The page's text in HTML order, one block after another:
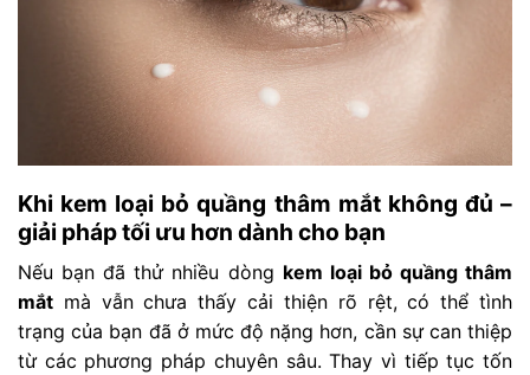
Khi kem loại bỏ quầng thâm mắt không đủ –
giải pháp tối ưu hơn dành cho bạn
Nếu bạn đã thử nhiều dòng kem loại bỏ quầng thâm
mắt mà vẫn chưa thấy cải thiện rõ rệt, có thể tình
trạng của bạn đã ở mức độ nặng hơn, cần sự can thiệp
từ các phương pháp chuyên sâu. Thay vì tiếp tục tốn